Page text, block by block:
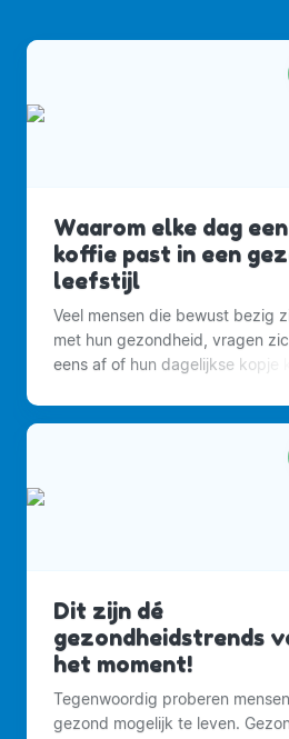
Waarom elke dag
koffie past in een
leefstijl
Veel mensen die bewust bezig
met hun gezondheid, vragen
eens af of hun dagelijkse kopje
Dit zijn dé
gezondheidstrends
het moment!
Tegenwoordig proberen
gezond mogelijk te leven.